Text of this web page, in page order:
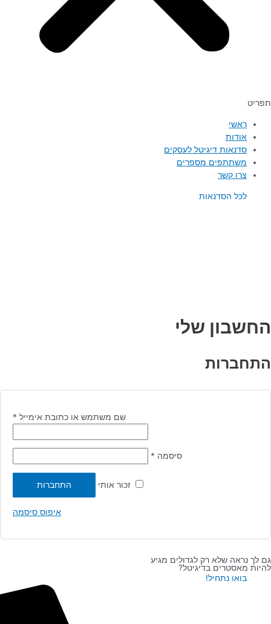
ראשי
אודות
סדנאות דיגיטל לעסקים
משתתפים מספרים
צרו קשר
לכל הסדנאות
שלי
שם משתמש או כתובת אימייל*
סיסמה*
זכור אותי התחברות
איפוס סיסמה
שלא רק לגדולים מגיע
בדיגיטל?
בואו נתחיל!